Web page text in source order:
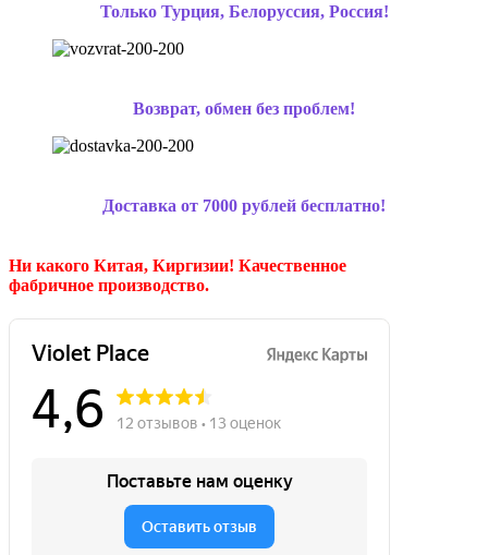
Только Турция, Белоруссия, Россия!
Возврат, обмен без проблем!
Доставка от 7000 рублей бесплатно!
Ни какого Китая, Киргизии! Качественное
фабричное производство.